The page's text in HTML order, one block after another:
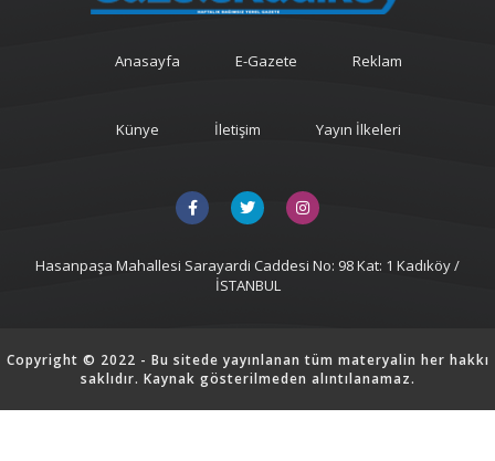
Anasayfa E-Gazete Reklam
Künye İletişim Yayın İlkeleri
Hasanpaşa Mahallesi Sarayardi Caddesi No: 98 Kat: 1 Kadıköy /
İSTANBUL
Copyright © 2022 - Bu sitede yayınlanan tüm materyalin her hakkı
saklıdır. Kaynak gösterilmeden alıntılanamaz.